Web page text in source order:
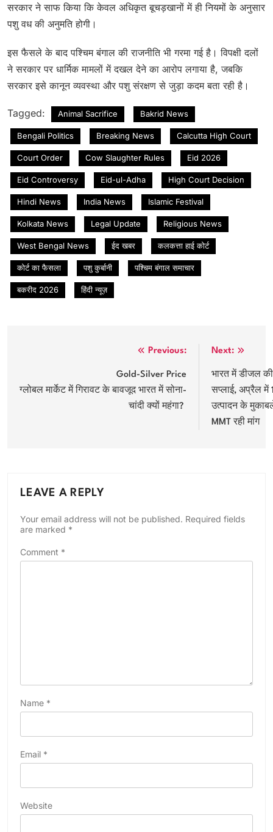
सरकार ने साफ किया कि केवल अधिकृत बूचड़खानों में ही नियमों के अनुसार
पशु वध की अनुमति होगी।
इस फैसले के बाद पश्चिम बंगाल की राजनीति भी गरमा गई है। विपक्षी दलों
ने सरकार पर धार्मिक मामलों में दखल देने का आरोप लगाया है, जबकि
सरकार इसे कानून व्यवस्था और पशु संरक्षण से जुड़ा कदम बता रही है।
Tagged: Animal Sacrifice Bakrid News
Bengali Politics Breaking News Calcutta High Court
Court Order Cow Slaughter Rules Eid 2026
Eid Controversy Eid-ul-Adha High Court Decision
Hindi News India News Islamic Festival
Kolkata News Legal Update Religious News
West Bengal News ईद खबर कलकत्ता हाई कोर्ट
कोर्ट का फैसला पशु कुर्बानी पश्चिम बंगाल समाचार
बकरीद 2026 हिंदी न्यूज़
Previous:
Gold-Silver Price
ग्लोबल मार्केट में गिरावट के बावजूद भारत में सोना-
चांदी क्यों महंगा?
Next:
भारत में डीजल
सप्लाई, अप्रैल में
उत्पादन के
MMT रही मांग
LEAVE A REPLY
Your email address will not be published. Required fields
are marked *
Comment *
Name *
Email *
Website